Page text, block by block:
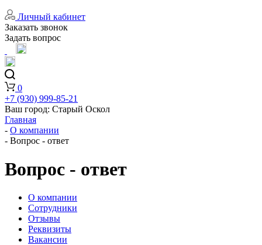
Личный кабинет
Заказать звонок
Задать вопрос
0
+7 (930) 999-85-21
Ваш город: Старый Оскол
Главная
- О компании
- Вопрос - ответ
Вопрос - ответ
О компании
Сотрудники
Отзывы
Реквизиты
Вакансии